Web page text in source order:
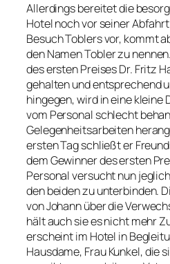
Allerdings bereitet die
Hotel noch vor seiner
Besuch Toblers vor, kommt
den Namen Tobler zu
des ersten Preises Dr. Fritz
gehalten und entsprechend
hingegen, wird in eine
vom Personal schlecht
Gelegenheitsarbeiten
ersten Tag schließt er
dem Gewinner des ersten
Personal versucht nun
den beiden zu unterbinden.
von Johann über die
hält auch sie es nicht mehr
erscheint im Hotel in
Hausdame, Frau Kunkel, die